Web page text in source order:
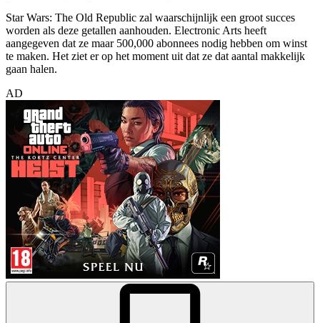
Star Wars: The Old Republic zal waarschijnlijk een groot succes
worden als deze getallen aanhouden. Electronic Arts heeft
aangegeven dat ze maar 500,000 abonnees nodig hebben om winst
te maken. Het ziet er op het moment uit dat ze dat aantal makkelijk
gaan halen.
AD